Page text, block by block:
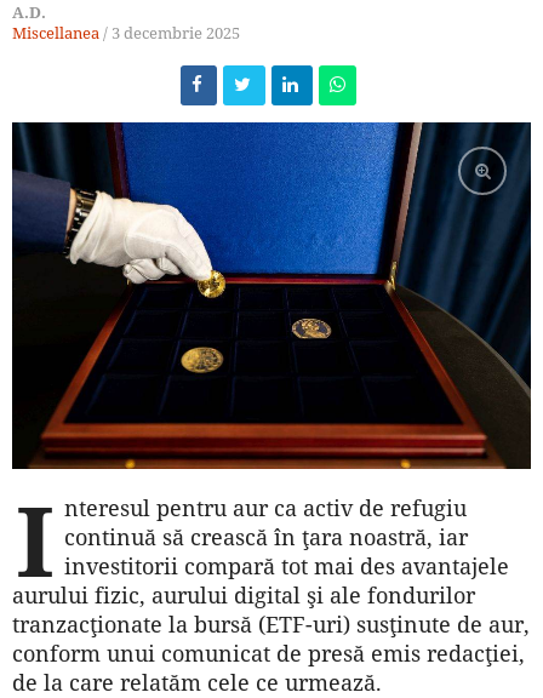
A.D.
Miscellanea/ 3 decembrie 2025
I nteresul pentru aur ca activ de refugiu
continuă să crească în ţara noastră, iar
investitorii compară tot mai des avantajele
aurului fizic, aurului digital şi ale fondurilor
tranzacţionate la bursă (ETF-uri) susţinute de aur,
conform unui comunicat de presă emis redacţiei,
de la care relatăm cele ce urmează.